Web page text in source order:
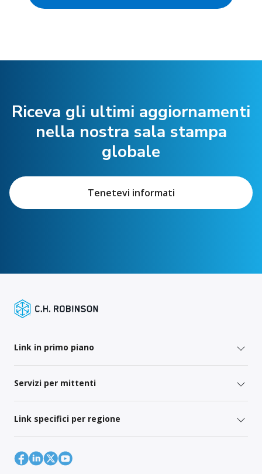
Riceva gli ultimi aggiornamenti
nella nostra sala stampa
globale
Tenetevi informati
Link in primo piano
Servizi per mittenti
Link specifici per regione